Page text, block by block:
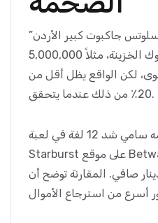
جاكبوت كبير الأردن”
تجد رقمًا يلمع مثل صكوك الخزينة، مثلاً 5,000,000
لكن الواقع يظل أقل من
20٪ من ذلك عندما يتحقق.
أمثلة حية: لاعب اسمه سامي شد 12 لفة في لعبة
Starburst على موقع Betway، وجاب 3 فوز متتالٍ، لكنه
بخسارة 2,350 دينار صافي. المقارنة توضح أن